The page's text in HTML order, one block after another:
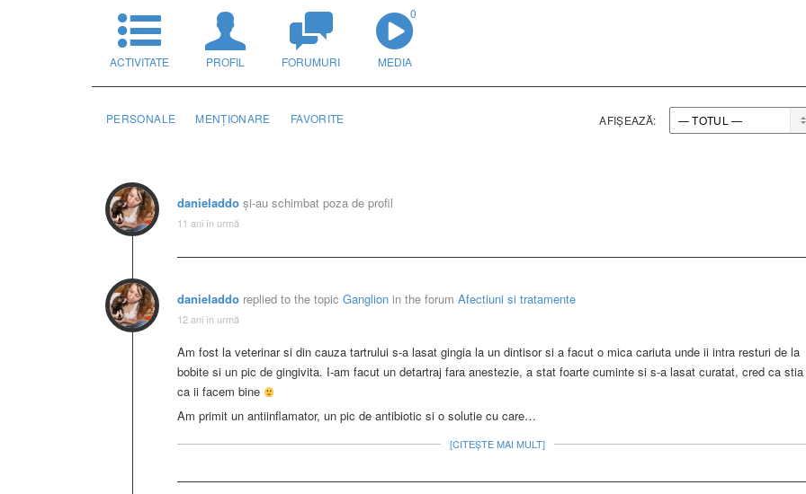
ACTIVITATE PROFIL FORUMURI MEDIA
0
PERSONALE MENȚIONARE FAVORITE AFIȘEAZĂ:
danieladdo și-au schimbat poza de profil
11 ani în urmă
danieladdo replied to the topic Ganglion in the forum Afectiuni si tratamente
12 ani în urmă
Am fost la veterinar si din cauza tartrului s-a lasat gingia la un dintisor si a facut o mica cariuta unde ii intra resturi de la
bobite si un pic de gingivita. I-am facut un detartraj fara anestezie, a stat foarte cuminte si s-a lasat curatat, cred ca stia
ca ii facem bine
Am primit un antiinflamator, un pic de antibiotic si o solutie cu care…
[CITEȘTE MAI MULT]